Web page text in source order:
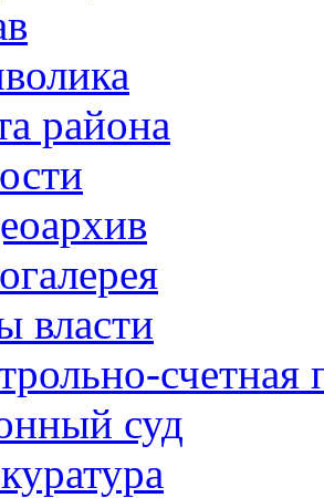
района
власти
счетная
суд